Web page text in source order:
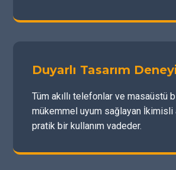
Duyarlı Tasarım
Tüm akıllı telefonlar ve masaüstü
mükemmel uyum sağlayan İkimisli
pratik bir kullanım vadeder.